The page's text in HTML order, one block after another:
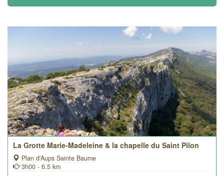
La Grotte Marie-Madeleine & la chapelle du Saint Pilon
Plan d'Aups Sainte Baume
3h00 - 6.5 km